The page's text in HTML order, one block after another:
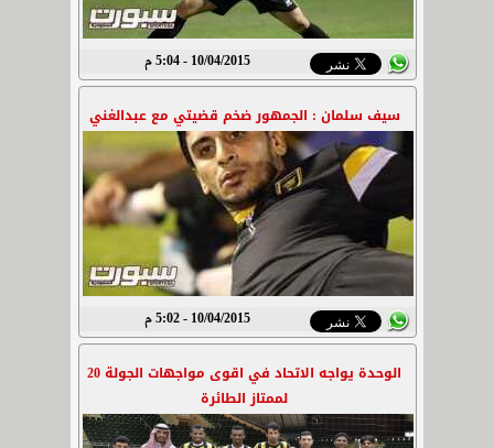
10/04/2015 - 5:04 م
سيف سلمان : الجمهور ضخم قضيتي مع عبدالغني
10/04/2015 - 5:02 م
الوحدة يواجه الاتحاد في اقوى مواجهات الجولة 20
لممتاز الطائرة